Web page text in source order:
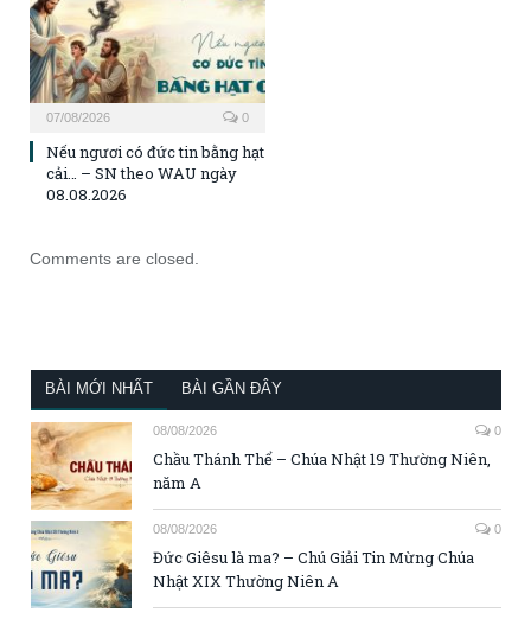
07/08/2026 0
Nếu ngươi có đức tin bằng hạt
cải… – SN theo WAU ngày
08.08.2026
Comments are closed.
BÀI MỚI NHẤT BÀI GẦN ĐÂY
08/08/2026 0
Chầu Thánh Thể – Chúa Nhật 19 Thường Niên,
năm A
08/08/2026 0
Đức Giêsu là ma? – Chú Giải Tin Mừng Chúa
Nhật XIX Thường Niên A